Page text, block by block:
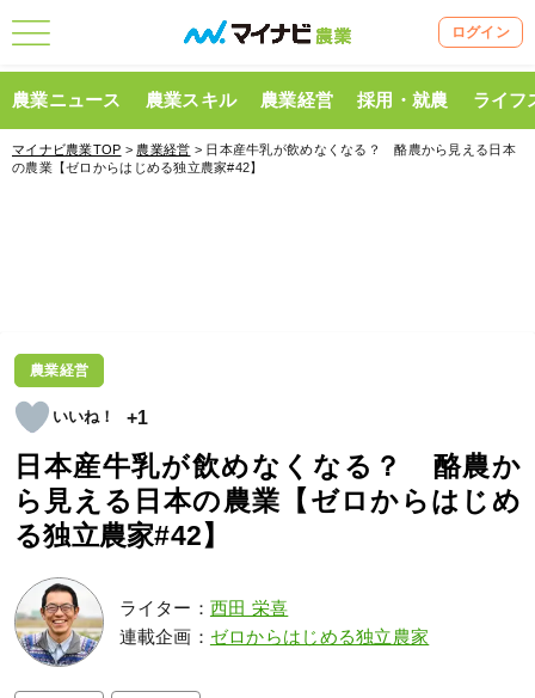
ログイン
農業ニュース 農業スキル 農業経営 採用・就農 ライフ
マイナビ農業TOP > 農業経営 > 日本産牛乳が飲めなくなる？ 酪農から見える日本
の農業【ゼロからはじめる独立農家#42】
農業経営
+1
日本産牛乳が飲めなくなる？ 酪農か
ら見える日本の農業【ゼロからはじめ
る独立農家#42】
ライター： 西田 栄喜
連載企画： ゼロからはじめる独立農家